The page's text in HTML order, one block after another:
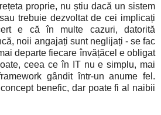
proprie, nu știu dacă un sistem
trebuie dezvoltat de cei implicați
e că în multe cazuri, datorită
noii angajați sunt neglijați - se fac
departe fiecare învățăcel e obligat
ceea ce în IT nu e simplu, mai
gândit într-un anume fel.
concept benefic, dar poate fi al naibii